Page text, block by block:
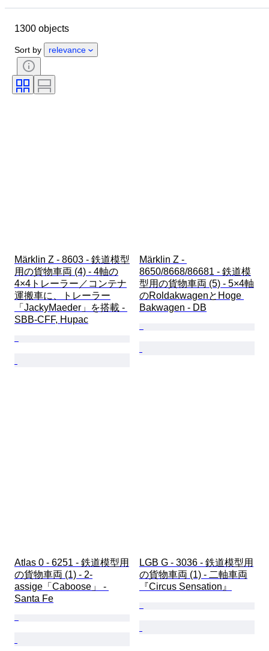
コンディション
時代
主題
カラー
コントロール
鉄道会社
1300 objects
Sort by relevance
Märklin Z - 8603 - 鉄道模型
用の貨物車両 (4) - 4軸の
4×4トレーラー／コンテナ
運搬車に、トレーラー
「JackyMaeder」を搭載 -
SBB-CFF, Hupac
Märklin Z -
8650/8668/86681 - 鉄道模
型用の貨物車両 (5) - 5×4軸
のRoldakwagenとHoge
Bakwagen - DB
Atlas 0 - 6251 - 鉄道模型用
の貨物車両 (1) - 2-
assige「Caboose」 -
Santa Fe
LGB G - 3036 - 鉄道模型用
の貨物車両 (1) - 二軸車両
『Circus Sensation』